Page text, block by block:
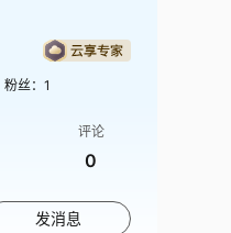
粉丝： 1
评论
0
发消息